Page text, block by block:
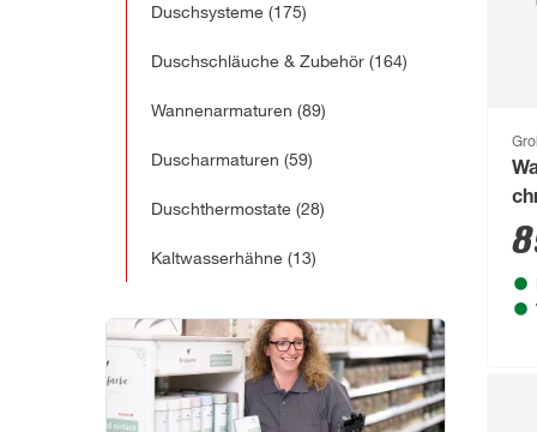
Duschsysteme (175)
Duschschläuche & Zubehör (164)
Wannenarmaturen (89)
Duscharmaturen (59)
Duschthermostate (28)
Kaltwasserhähne (13)